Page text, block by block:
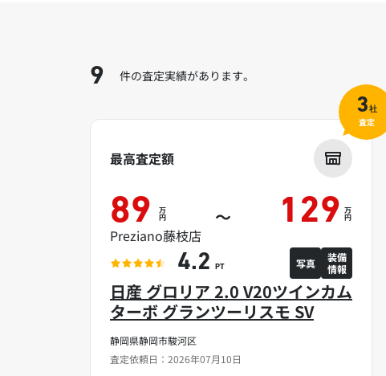
9 件の査定実績があります。
静岡県静岡市駿河区
査定依頼日：2026年07月10日
日産 グロリア 2.0 V20ツインカム
ターボ グランツーリスモ SV
最高査定額
89 万
円 ～ 129 万
円
Preziano藤枝店
4.2 PT 写真
装備
情報
3社
査定